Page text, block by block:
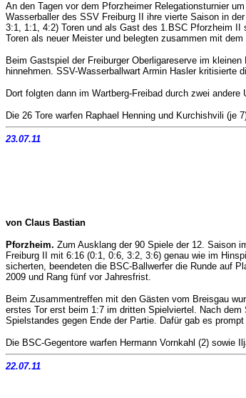
An den Tagen vor dem Pforzheimer Relegationsturnier
Wasserballer des SSV Freiburg II ihre vierte Saison in
3:1, 1:1, 4:2) Toren und als Gast des 1.BSC Pforzheim
Toren als neuer Meister und belegten zusammen mit
Beim Gastspiel der Freiburger Oberligareserve im
hinnehmen. SSV-Wasserballwart Armin Hasler
Dort folgten dann im Wartberg-Freibad durch zwei
Die 26 Tore warfen Raphael Henning und Kurchishvili
23.07.11
von Claus Bastian
Pforzheim. Zum Ausklang der 90 Spiele der 12. Saison
Freiburg II mit 6:16 (0:1, 0:6, 3:2, 3:6) genau wie im
sicherten, beendeten die BSC-Ballwerfer die Runde auf
2009 und Rang fünf vor Jahresfrist.
Beim Zusammentreffen mit den Gästen vom Breisgau
erstes Tor erst beim 1:7 im dritten Spielviertel. Nach
Spielstandes gegen Ende der Partie. Dafür gab es
Die BSC-Gegentore warfen Hermann Vornkahl (2) sowie
22.07.11